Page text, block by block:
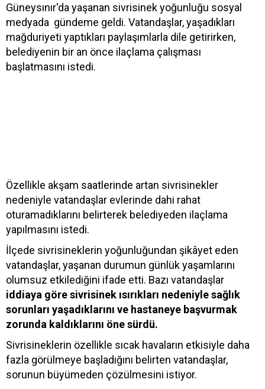
Güneysınır'da yaşanan sivrisinek yoğunluğu sosyal
medyada gündeme geldi. Vatandaşlar, yaşadıkları
mağduriyeti yaptıkları paylaşımlarla dile getirirken,
belediyenin bir an önce ilaçlama çalışması
başlatmasını istedi.
Özellikle akşam saatlerinde artan sivrisinekler
nedeniyle vatandaşlar evlerinde dahi rahat
oturamadıklarını belirterek belediyeden ilaçlama
yapılmasını istedi.
İlçede sivrisineklerin yoğunluğundan şikâyet eden
vatandaşlar, yaşanan durumun günlük yaşamlarını
olumsuz etkilediğini ifade etti. Bazı vatandaşlar
iddiaya göre sivrisinek ısırıkları nedeniyle sağlık
sorunları yaşadıklarını ve hastaneye başvurmak
zorunda kaldıklarını öne sürdü.
Sivrisineklerin özellikle sıcak havaların etkisiyle daha
fazla görülmeye başladığını belirten vatandaşlar,
sorunun büyümeden çözülmesini istiyor.